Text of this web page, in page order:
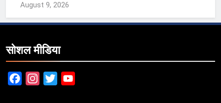
August 9, 2026
सोशल मीडिया
FacebookInstagram
Twitter